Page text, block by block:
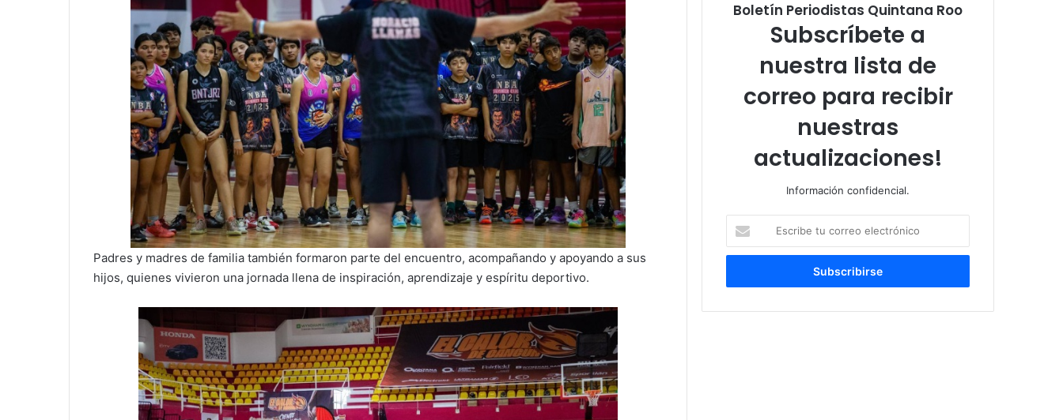
Padres y madres de familia también formaron parte del encuentro, acompañando y apoyando a sus
hijos, quienes vivieron una jornada llena de inspiración, aprendizaje y espíritu deportivo.
Boletín Periodistas Quintana Roo
Subscríbete a
nuestra lista de
correo para recibir
nuestras
actualizaciones!
Información confidencial.
tu
correo